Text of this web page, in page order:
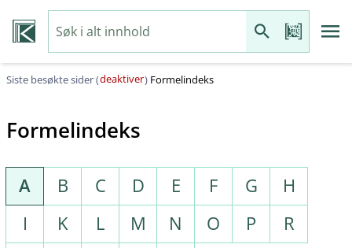
Siste besøkte sider (deaktiver) Formelindeks
Formelindeks
A B C D E F G
H
I
K L M N O P
R